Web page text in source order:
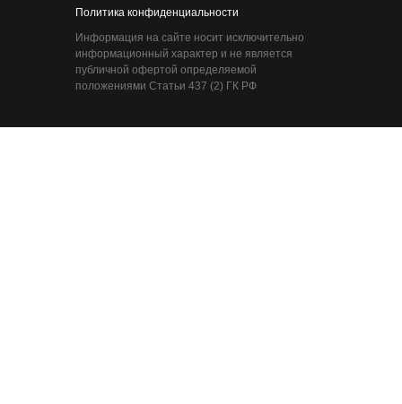
Информация на сайте носит исключительно
информационный характер и не является
публичной офертой определяемой
положениями Статьи 437 (2) ГК РФ
Политика конфиденциальности